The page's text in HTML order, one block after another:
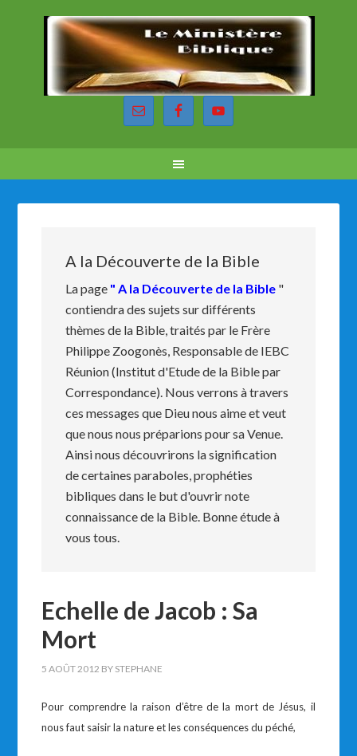
A la Découverte de la Bible
La page " A la Découverte de la Bible "
contiendra des sujets sur différents
thèmes de la Bible, traités par le Frère
Philippe Zoogonès, Responsable de IEBC
Réunion (Institut d'Etude de la Bible par
Correspondance). Nous verrons à travers
ces messages que Dieu nous aime et veut
que nous nous préparions pour sa Venue.
Ainsi nous découvrirons la signification
de certaines paraboles, prophéties
bibliques dans le but d'ouvrir note
connaissance de la Bible. Bonne étude à
vous tous.
Echelle de Jacob : Sa
Mort
5 AOÛT 2012 BY STEPHANE
Pour comprendre la raison d’être de la mort de Jésus, il
nous faut saisir la nature et les conséquences du péché,